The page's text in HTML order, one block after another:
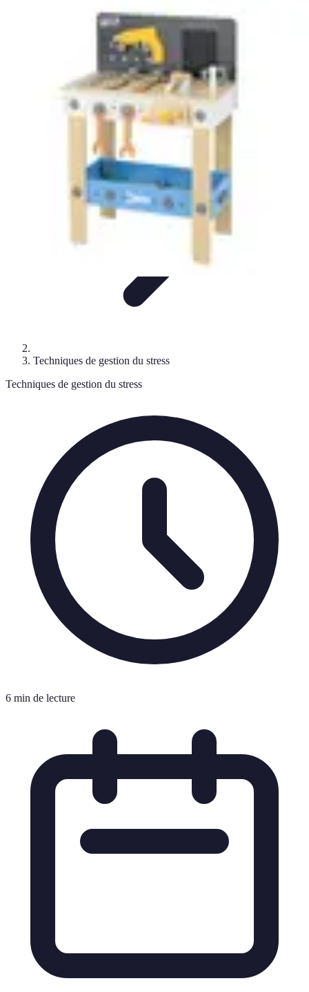
Techniques de gestion du stressTechniques et
Techniques de Gestion
Stress Maîtrise
Techniques de gestion du stress
Techniques de gestion du stress
6 min de lecture